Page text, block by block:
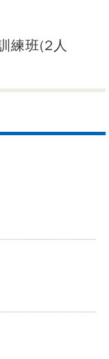
練班(2人